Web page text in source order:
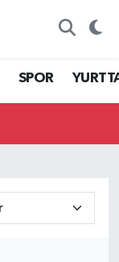
SPOR